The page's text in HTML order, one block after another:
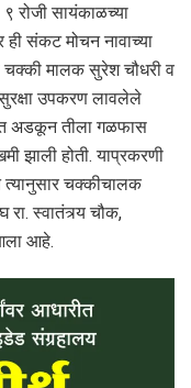
रोजी सायंकाळच्या
ही संकट मोचन नावाच्या
चक्की मालक सुरेश चौधरी व
सुरक्षा उपकरण लावलेले
अडकून तीला गळफास
झाली होती. याप्रकरणी
त्यानुसार चक्कीचालक
स्वातंत्र्य चौक,
आहे.